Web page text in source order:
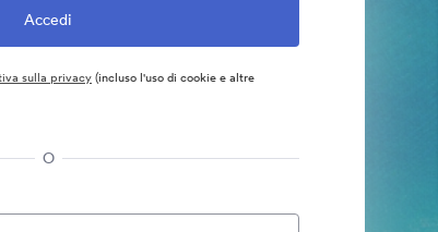
sulla privacy(incluso l'uso di cookie e altre
O